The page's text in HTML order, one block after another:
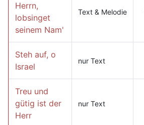
Herrn,
lobsinget
seinem Nam'
Text & Melodie
Steh auf, o
Israel
nur Text
Treu und
gütig ist der
Herr
nur Text